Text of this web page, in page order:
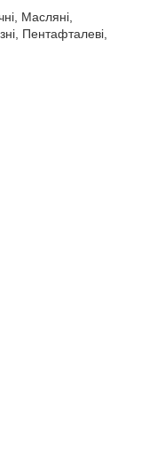
Масляні,
Пентафталеві,